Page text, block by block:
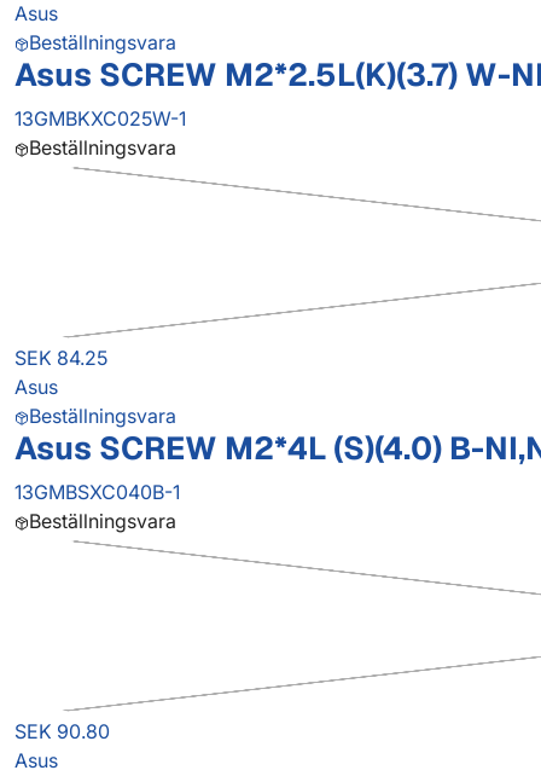
Asus
Beställningsvara
Asus SCREW M2*2.5L(K)(3.7) W-
13GMBKXC025W-1
Beställningsvara
SEK 84.25
Asus
Beställningsvara
Asus SCREW M2*4L (S)(4.0) B-
13GMBSXC040B-1
Beställningsvara
SEK 90.80
Asus